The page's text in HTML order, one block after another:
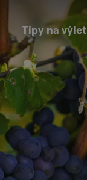
Tipy na výlet